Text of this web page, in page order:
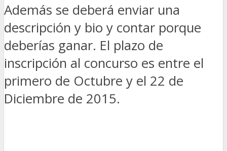
Además se deberá enviar una
descripción y bio y contar porque
deberías ganar. El plazo de
inscripción al concurso es entre el
primero de Octubre y el 22 de
Diciembre de 2015.